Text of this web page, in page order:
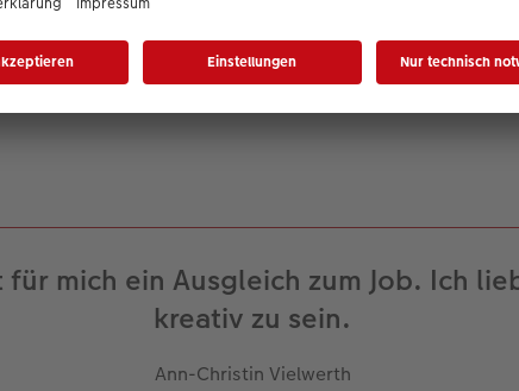
im Schreiben. Entsprechend voll ist ihr Tag und die
Trotzdem hat sie das Hobby nicht
für mich ein Ausgleich zum Job. Ich
kreativ zu sein.
Ann-Christin Vielwerth